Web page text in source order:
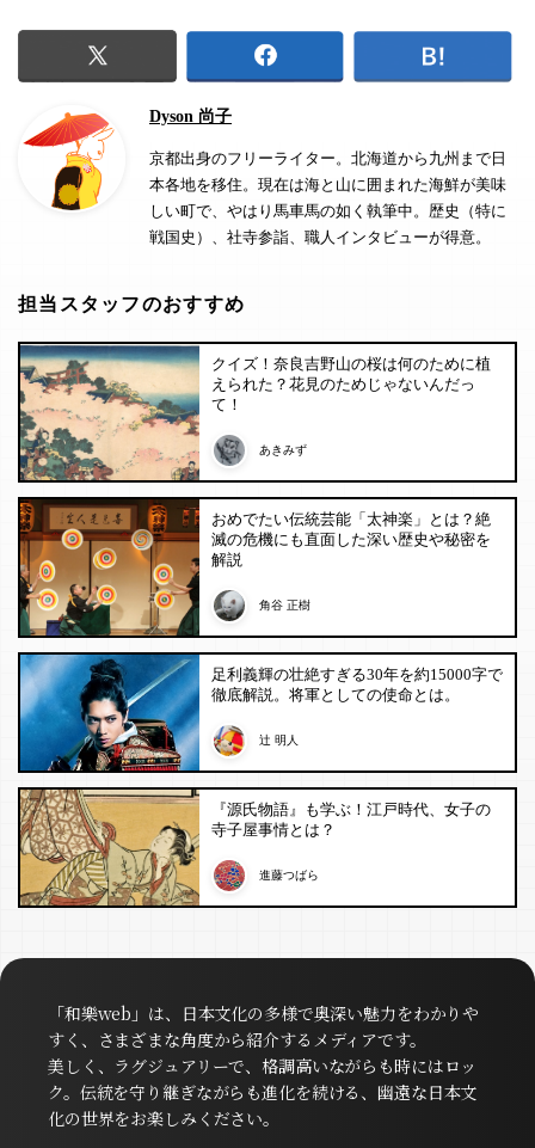
Dyson 尚子
京都出身のフリーライター。北海道から九州まで日
本各地を移住。現在は海と山に囲まれた海鮮が美味
しい町で、やはり馬車馬の如く執筆中。歴史（特に
戦国史）、社寺参詣、職人インタビューが得意。
担当スタッフのおすすめ
クイズ！奈良吉野山の桜は何のために植
えられた？花見のためじゃないんだっ
て！
あきみず
おめでたい伝統芸能「太神楽」とは？絶
滅の危機にも直面した深い歴史や秘密を
解説
角谷 正樹
足利義輝の壮絶すぎる30年を約15000字で
徹底解説。将軍としての使命とは。
辻 明人
『源氏物語』も学ぶ！江戸時代、女子の
寺子屋事情とは？
進藤つばら
「和樂web」は、日本文化の多様で奥深い魅力をわかりや
すく、さまざまな角度から紹介するメディアです。
美しく、ラグジュアリーで、格調高いながらも時にはロッ
ク。伝統を守り継ぎながらも進化を続ける、幽遠な日本文
化の世界をお楽しみください。